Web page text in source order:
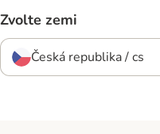
Zvolte zemi
Česká republika / cs